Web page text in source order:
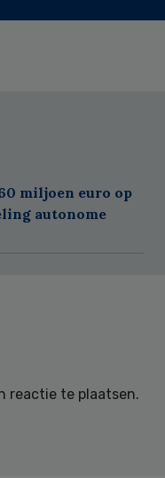
miljoen euro op
autonome
reactie te plaatsen.